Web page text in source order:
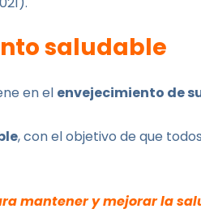
saludable
en el envejecimiento de
, con el objetivo de que
mantener y mejorar la